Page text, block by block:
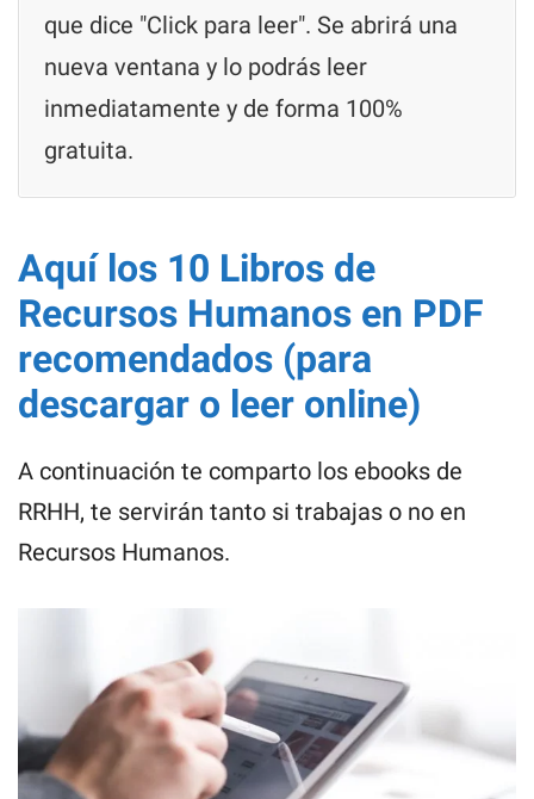
que dice "Click para leer". Se abrirá una
nueva ventana y lo podrás leer
inmediatamente y de forma 100%
gratuita.
Aquí los 10 Libros de
Recursos Humanos en PDF
recomendados (para
descargar o leer online)
A continuación te comparto los ebooks de
RRHH, te servirán tanto si trabajas o no en
Recursos Humanos.